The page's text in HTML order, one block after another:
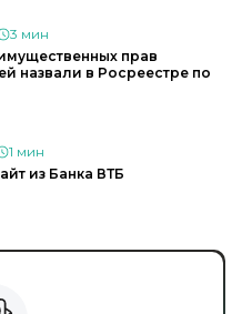
3 мин
прав
назвали в Росреестре по
1 мин
из Банка ВТБ